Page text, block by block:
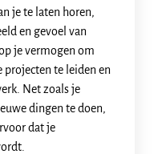
je te laten horen,
en gevoel van
je vermogen om
projecten te leiden en
Net zoals je
dingen te doen,
dat je